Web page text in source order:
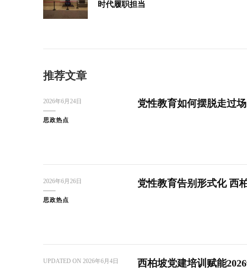
时代履职担当
推荐文章
2026年6月24日
思政热点
党性教育如何摆脱走过
2026年6月26日
思政热点
党性教育告别形式化 西
UPDATED ON 2026年6月4日 西柏坡党建培训赋能